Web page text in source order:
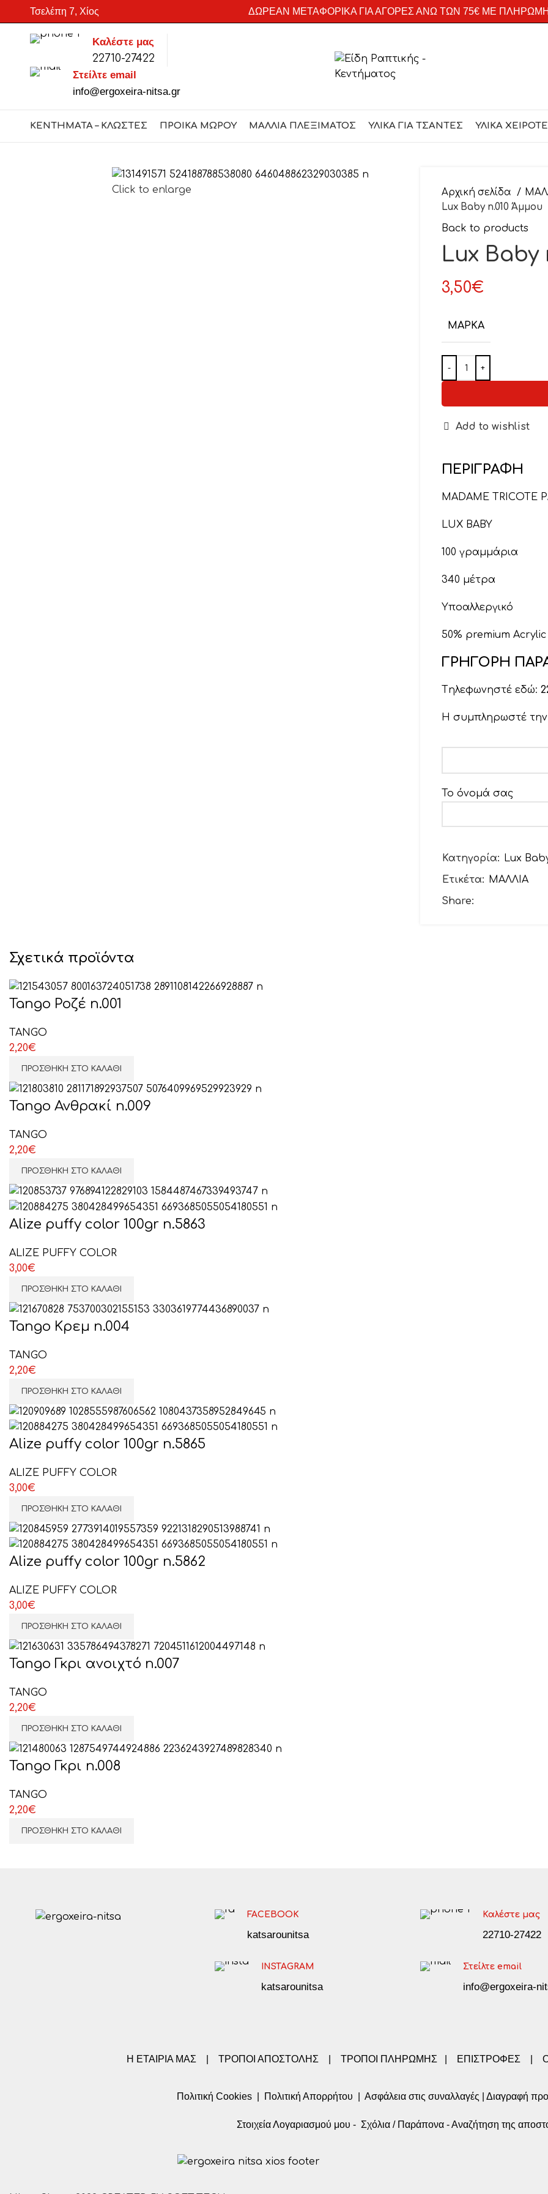
Τσελέπη 7, Χίος ΔΩΡΕΑΝ ΜΕΤΑΦΟΡΙΚΑ ΓΙΑ ΑΓΟΡΕΣ ΑΝΩ ΤΩΝ 75€ ΜΕ
Καλέστε μας
22710-27422
Στείλτε email
info@ergoxeira-nitsa.gr
ΚΕΝΤΗΜΑΤΑ – ΚΛΩΣΤΕΣ ΠΡΟΙΚΑ ΜΩΡΟΥ ΜΑΛΛΙΑ ΠΛΕΞΙΜΑΤΟΣ ΥΛΙΚΑ ΓΙΑ ΤΣΑΝΤΕΣ ΥΛΙΚΑ
Click to enlarge Αρχική σελίδα
Lux Baby n.010 Άμμου
Back to products
Lux Baby
3,50€
ΜΆΡΚΑ
Add to wishlist
ΠΕΡΙΓΡΑΦΉ
MADAME TRICOTE
LUX BABY
100 γραμμάρια
340 μέτρα
Υποαλλεργικό
50% premium
Βελόνες 3 έως 4
Βελονάκι 3,5
ΓΡΗΓΟΡΗ
Tηλεφωνηστέ εδώ:
Η συμπληρωστέ
Το όνομά σας
Θέμα
Κατηγορία:
Lux
Ετικέτα: ΜΑΛΛΙΑ
Share:
Σχετικά προϊόντα
Tango Ροζέ n.001
TANGO
2,20€
ΠΡΟΣΘΉΚΗ ΣΤΟ ΚΑΛΆΘΙ
Tango Ανθρακί n.009
TANGO
2,20€
ΠΡΟΣΘΉΚΗ ΣΤΟ ΚΑΛΆΘΙ
Alize puffy color 100gr n.5863
ALIZE PUFFY COLOR
3,00€
ΠΡΟΣΘΉΚΗ ΣΤΟ ΚΑΛΆΘΙ
Tango Κρεμ n.004
TANGO
2,20€
ΠΡΟΣΘΉΚΗ ΣΤΟ ΚΑΛΆΘΙ
Alize puffy color 100gr n.5865
ALIZE PUFFY COLOR
3,00€
ΠΡΟΣΘΉΚΗ ΣΤΟ ΚΑΛΆΘΙ
Alize puffy color 100gr n.5862
ALIZE PUFFY COLOR
3,00€
ΠΡΟΣΘΉΚΗ ΣΤΟ ΚΑΛΆΘΙ
Tango Γκρι ανοιχτό n.007
TANGO
2,20€
ΠΡΟΣΘΉΚΗ ΣΤΟ ΚΑΛΆΘΙ
Tango Γκρι n.008
TANGO
2,20€
ΠΡΟΣΘΉΚΗ ΣΤΟ ΚΑΛΆΘΙ
FACEBOOK
katsarounitsa
INSTAGRAM
katsarounitsa
Καλέστε μας
22710-27422
Στείλτε email
info@ergoxeira-
Η ΕΤΑΙΡΙΑ ΜΑΣ ΤΡΟΠΟΙ ΑΠΟΣΤΟΛΗΣ ΤΡΟΠΟΙ ΠΛΗΡΩΜΗΣ ΕΠΙΣΤΡΟΦΕΣ
Πολιτική Cookies Πολιτική Απορρήτου Ασφάλεια στις συναλλαγές Διαγραφή
Στοιχεία Λογαριασμού μου - Σχόλια / Παράπονα -Αναζήτηση της
SEARCH
Start typing to see products you are looking for.